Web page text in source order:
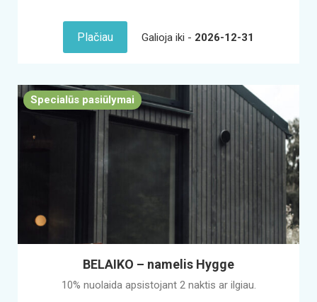
Plačiau Galioja iki - 2026-12-31
Specialūs pasiūlymai
BELAIKO – namelis Hygge
10% nuolaida apsistojant 2 naktis ar ilgiau.